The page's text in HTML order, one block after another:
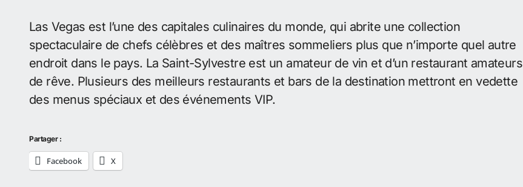
Las Vegas est l’une des capitales culinaires du monde, qui abrite une collection
spectaculaire de chefs célèbres et des maîtres sommeliers plus que n’importe quel autre
endroit dans le pays. La Saint-Sylvestre est un amateur de vin et d’un restaurant amateurs
de rêve. Plusieurs des meilleurs restaurants et bars de la destination mettront en vedette
des menus spéciaux et des événements VIP.
Partager :
Facebook X